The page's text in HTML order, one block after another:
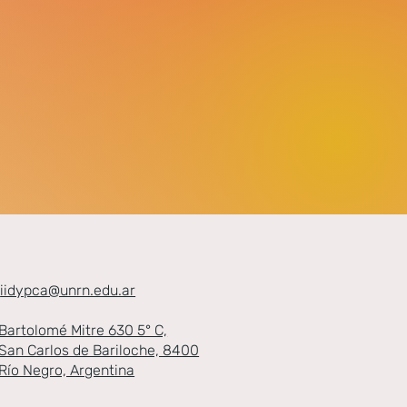
iidypca@unrn.edu.ar
Mitre 630 5° C​,
Carlos de Bariloche​, 8400
Negro, Argentina